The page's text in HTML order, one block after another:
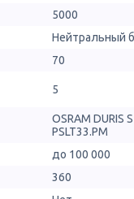
5000
Нейтральный
70
5
OSRAM DURIS
PSLT33.PM
до 100 000
360